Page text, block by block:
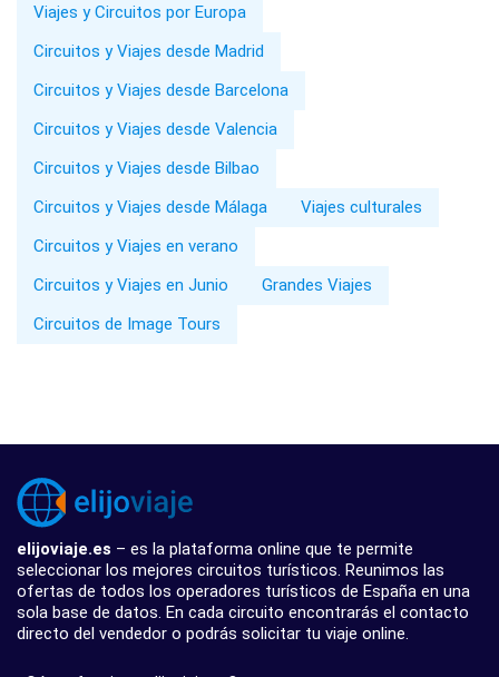
Viajes y Circuitos por Europa
Circuitos y Viajes desde Madrid
Circuitos y Viajes desde Barcelona
Circuitos y Viajes desde Valencia
Circuitos y Viajes desde Bilbao
Circuitos y Viajes desde Málaga
Viajes culturales
Circuitos y Viajes en verano
Circuitos y Viajes en Junio
Grandes Viajes
Circuitos de Image Tours
elijoviaje.es – es la plataforma online que te permite
seleccionar los mejores circuitos turísticos. Reunimos las
ofertas de todos los operadores turísticos de España en una
sola base de datos. En cada circuito encontrarás el contacto
directo del vendedor o podrás solicitar tu viaje online.